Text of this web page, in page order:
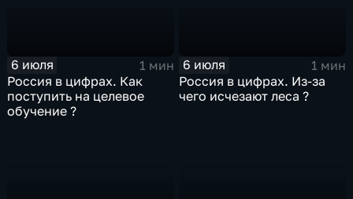
6 июля
1 мин
Россия в цифрах. Как
поступить на целевое
обучение ?
6 июля
1 мин
Россия в цифрах. Из-за
чего исчезают леса ?